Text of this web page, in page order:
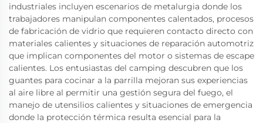
industriales incluyen escenarios de metalurgia donde los
trabajadores manipulan componentes calentados, procesos
de fabricación de vidrio que requieren contacto directo con
materiales calientes y situaciones de reparación automotriz
que implican componentes del motor o sistemas de escape
calientes. Los entusiastas del camping descubren que los
guantes para cocinar a la parrilla mejoran sus experiencias
al aire libre al permitir una gestión segura del fuego, el
manejo de utensilios calientes y situaciones de emergencia
donde la protección térmica resulta esencial para la